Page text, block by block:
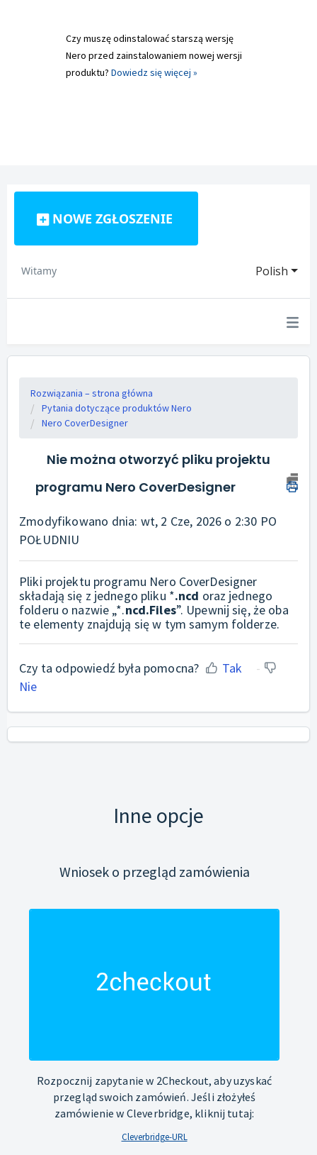
Czy muszę odinstalować starszą wersję
Nero przed zainstalowaniem nowej wersji
produktu? Dowiedz się więcej »
NOWE ZGŁOSZENIE
Polish
Witamy
Rozwiązania – strona główna
Pytania dotyczące produktów Nero
Nero CoverDesigner
Nie można otworzyć pliku projektu
programu Nero CoverDesigner
Zmodyfikowano dnia: wt, 2 Cze, 2026 o 2:30 PO
POŁUDNIU
Pliki projektu programu Nero CoverDesigner
składają się z jednego pliku *.ncd oraz jednego
folderu o nazwie „*.ncd.Files”. Upewnij się, że oba
te elementy znajdują się w tym samym folderze.
Czy ta odpowiedź była pomocna?
Tak
Nie
Inne opcje
Wniosek o przegląd zamówienia
Rozpocznij zapytanie w 2Checkout, aby uzyskać
przegląd swoich zamówień. Jeśli złożyłeś
zamówienie w Cleverbridge, kliknij tutaj:
Cleverbridge-URL